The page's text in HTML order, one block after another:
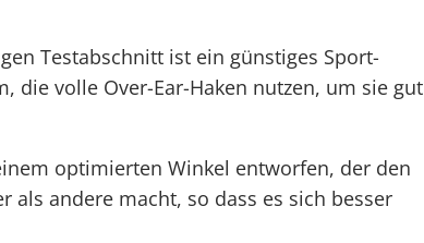
Testabschnitt ist ein günstiges Sport-
die volle Over-Ear-Haken nutzen, um sie gut
optimierten Winkel entworfen, der den
als andere macht, so dass es sich besser